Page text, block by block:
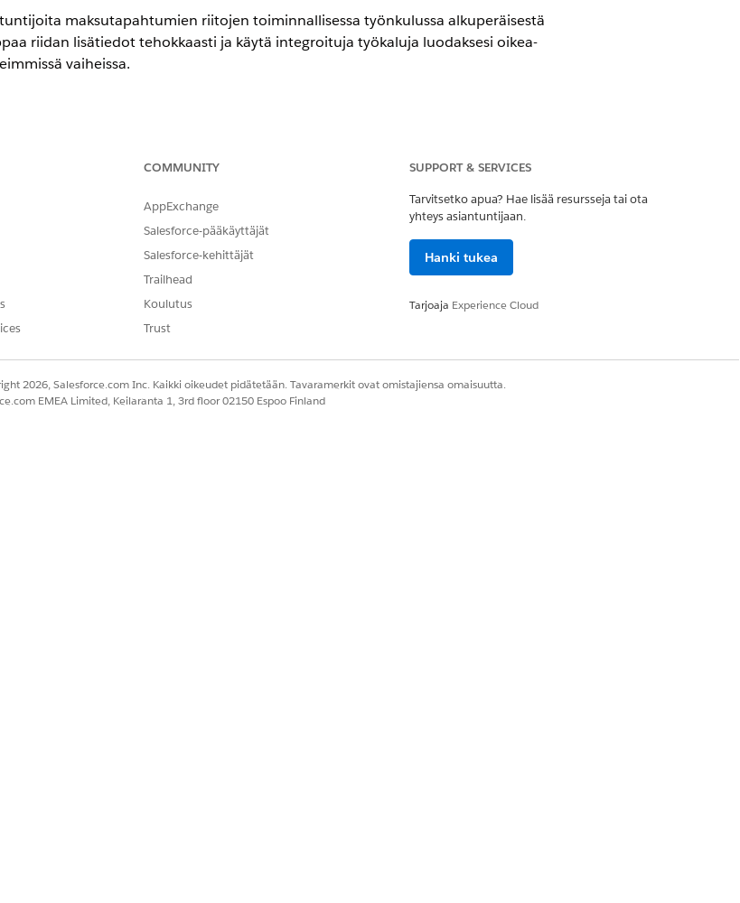
maksutapahtumien riitojen toiminnallisessa työnkulussa alkuperäisestä
riidan lisätiedot tehokkaasti ja käytä integroituja työkaluja luodaksesi oikea-
vaiheissa.
Unlimited Edition-versioissa
ristiriitapyyntöjä Omniscriptin kautta. Tapaus luodaan sitten Salesforcessa.
ja lähettäminen
riidan tietuesivulle. Riidan omistaja voi käsitellä työkohdetta ja suorittaa työn loppuun.
ja lähettäminen
Ratkaistu, työkohde luodaan riidan kohteen tietuesivulle. Riidan omistaja voi käsitellä
COMMUNITY
AppExchange
Salesforce-pääkäyttäjät
Salesforce-kehittäjät
Trailhead
Koulutus
Trust
SUPPORT & SERVICES
Tarvitsetko apua? Hae lisää resursseja tai ota
yhteys asiantuntijaan.
Hanki tukea
Tarjoaja Experience Cloud
2026, Salesforce.com Inc. Kaikki oikeudet pidätetään. Tavaramerkit ovat omistajiensa omaisuutta.
EMEA Limited, Keilaranta 1, 3rd floor 02150 Espoo Finland